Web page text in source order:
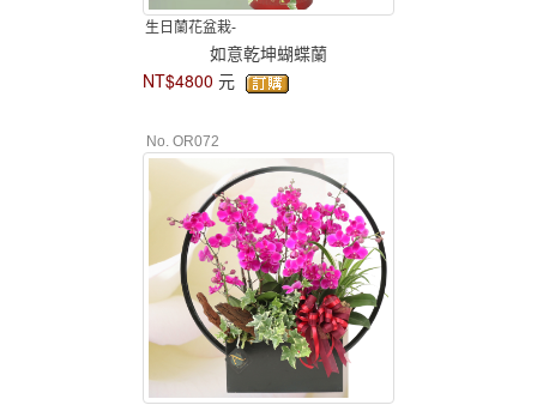
生日蘭花盆栽-
如意乾坤蝴蝶蘭
NT$4800 元
No. OR072